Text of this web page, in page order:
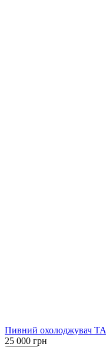
Пивний охолоджувач
25 000 грн